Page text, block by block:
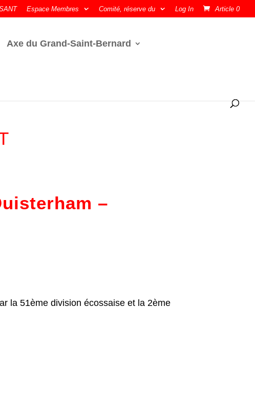
Espace Membres Comité, réserve du Log In Article 0
Axe du Grand-Saint-Bernard
–
la 51ème division écossaise et la 2ème